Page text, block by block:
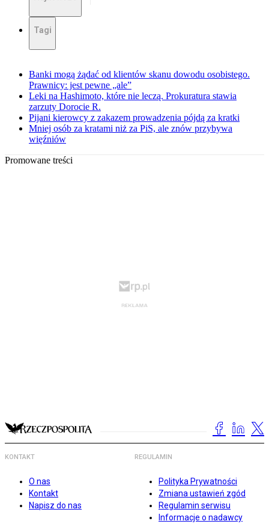
Tagi
Banki mogą żądać od klientów skanu dowodu osobistego.
Prawnicy: jest pewne „ale”
Leki na Hashimoto, które nie leczą. Prokuratura stawia
zarzuty Dorocie R.
Pijani kierowcy z zakazem prowadzenia pójdą za kratki
Mniej osób za kratami niż za PiS, ale znów przybywa
więźniów
Promowane treści
KONTAKT
O nas
Kontakt
Napisz do nas
REGULAMIN
Polityka Prywatności
Zmiana ustawień zgód
Regulamin serwisu
Informacje o nadawcy